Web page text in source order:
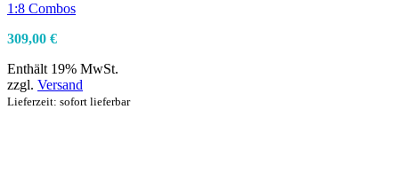
1:8 Combos
309,00 €
Enthält 19% MwSt.
zzgl. Versand
Lieferzeit: sofort lieferbar